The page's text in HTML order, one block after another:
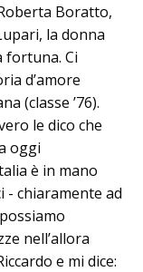
Bo­ratto,
la donna
fortuna. Ci
d’amore
(classe ’76).
le dico che
oggi
è in mano
- chiaramente ad
nell’allora
e mi dice: